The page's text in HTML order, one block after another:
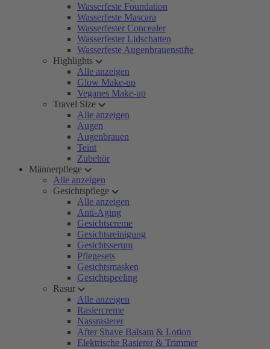
Wasserfeste Foundation
Wasserfeste Mascara
Wasserfester Concealer
Wasserfester Lidschatten
Wasserfeste Augenbrauenstifte
Highlights
Alle anzeigen
Glow Make-up
Veganes Make-up
Travel Size
Alle anzeigen
Augen
Augenbrauen
Teint
Zubehör
Männerpflege
Alle anzeigen
Gesichtspflege
Alle anzeigen
Anti-Aging
Gesichtscreme
Gesichtsreinigung
Gesichtsserum
Pflegesets
Gesichtsmasken
Gesichtspeeling
Rasur
Alle anzeigen
Rasiercreme
Nassrasierer
After Shave Balsam & Lotion
Elektrische Rasierer & Trimmer